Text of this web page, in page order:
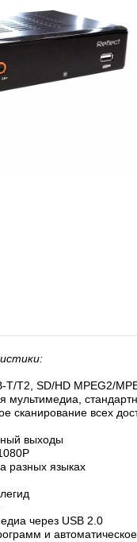
T2, SD/HD MPEG2/
мультимедиа,
сканирование всех
выходы
разных языках
через USB 2.0
и